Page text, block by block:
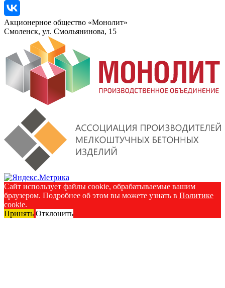
Акционерное общество «Монолит»
Смоленск, ул. Смольянинова, 15
Сайт использует файлы cookie, обрабатываемые вашим
браузером. Подробнее об этом вы можете узнать в Политике
cookie.
Принять Отклонить